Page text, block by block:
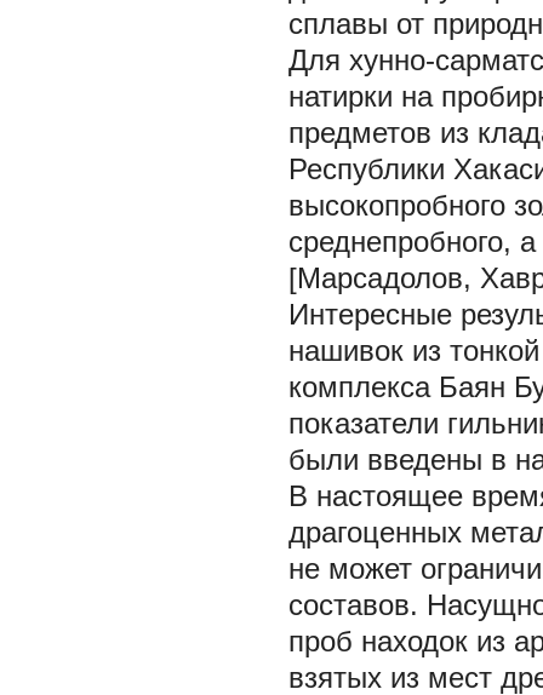
сплавы от
Для хунно-
натирки на
предметов из
Республики
высокопробного
среднепробного,
[Марсадолов,
Интересные
нашивок из
комплекса Баян
показатели
были введены в
В настоящее
драгоценных
не может
составов.
проб находок из
взятых из мест